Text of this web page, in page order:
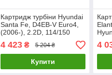
Картридж турбіни Hyundai
Santa Fe, D4EB-V Euro4,
(2006-), 2.2D, 114/150
07300, 49135-07302
4 423₴ 5 204 ₴
Купити
4